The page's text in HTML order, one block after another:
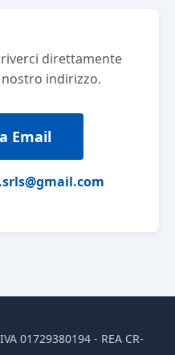
direttamente
indirizzo.
Email
01729380194 - REA CR-